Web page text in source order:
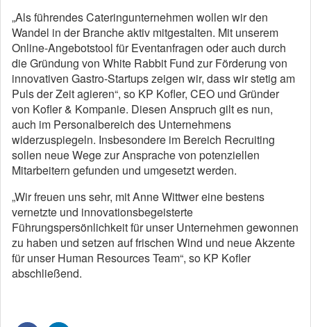
„Als führendes Cateringunternehmen wollen wir den
Wandel in der Branche aktiv mitgestalten. Mit unserem
Online-Angebotstool für Eventanfragen oder auch durch
die Gründung von White Rabbit Fund zur Förderung von
innovativen Gastro-Startups zeigen wir, dass wir stetig am
Puls der Zeit agieren“, so KP Kofler, CEO und Gründer
von Kofler & Kompanie. Diesen Anspruch gilt es nun,
auch im Personalbereich des Unternehmens
widerzuspiegeln. Insbesondere im Bereich Recruiting
sollen neue Wege zur Ansprache von potenziellen
Mitarbeitern gefunden und umgesetzt werden.
„Wir freuen uns sehr, mit Anne Wittwer eine bestens
vernetzte und innovationsbegeisterte
Führungspersönlichkeit für unser Unternehmen gewonnen
zu haben und setzen auf frischen Wind und neue Akzente
für unser Human Resources Team“, so KP Kofler
abschließend.